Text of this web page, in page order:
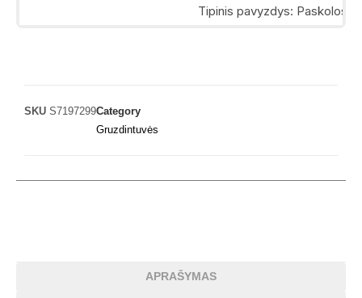
SKU S7197299Category
Gruzdintuvės
APRAŠYMAS